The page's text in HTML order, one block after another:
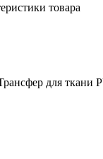
товара
для ткани